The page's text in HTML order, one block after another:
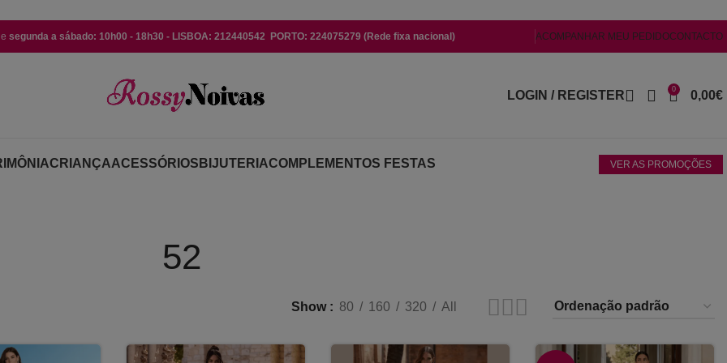
segunda a sábado: 10h00 - 18h30 - LISBOA: 212440542 PORTO: 224075279 (Rede fixa nacional) ACOMPANHAR MEU PEDIDOCONTACTO
LOGIN / REGISTER 0 0,00€
CRIANÇAACESSÓRIOS BIJUTERIACOMPLEMENTOS FESTAS VER AS PROMOÇÕES
52
Show 80 160 320 All